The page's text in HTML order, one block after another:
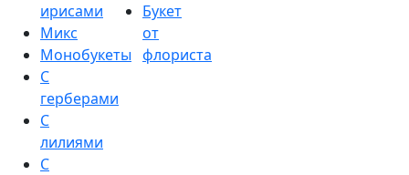
ирисами
Микс
Монобукеты
С
герберами
С
лилиями
С
Букет
от
флориста